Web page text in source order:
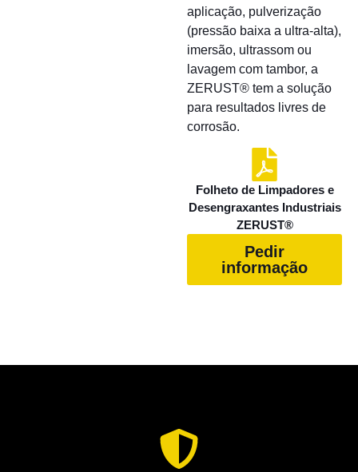
aplicação, pulverização
(pressão baixa a ultra-alta),
imersão, ultrassom ou
lavagem com tambor, a
ZERUST® tem a solução
para resultados livres de
corrosão.
Folheto de Limpadores e
Desengraxantes Industriais
ZERUST®
Pedir
informação